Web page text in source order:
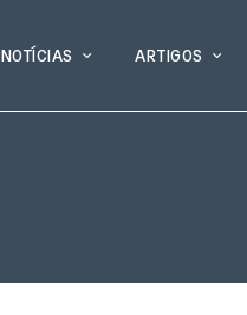
NOTÍCIAS ARTIGOS